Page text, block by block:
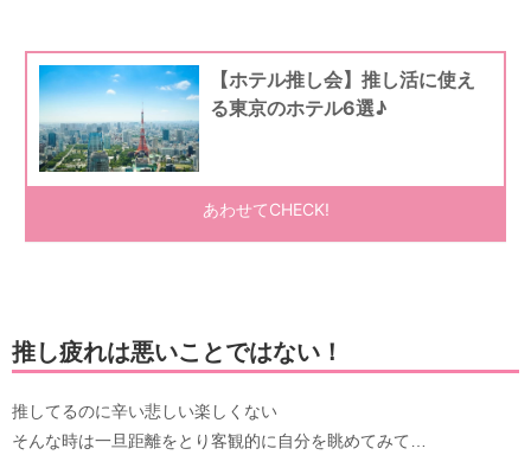
推し疲れは悪いことではない！
推してるのに辛い悲しい楽しくない
そんな時は一旦距離をとり客観的に自分を眺めてみて…